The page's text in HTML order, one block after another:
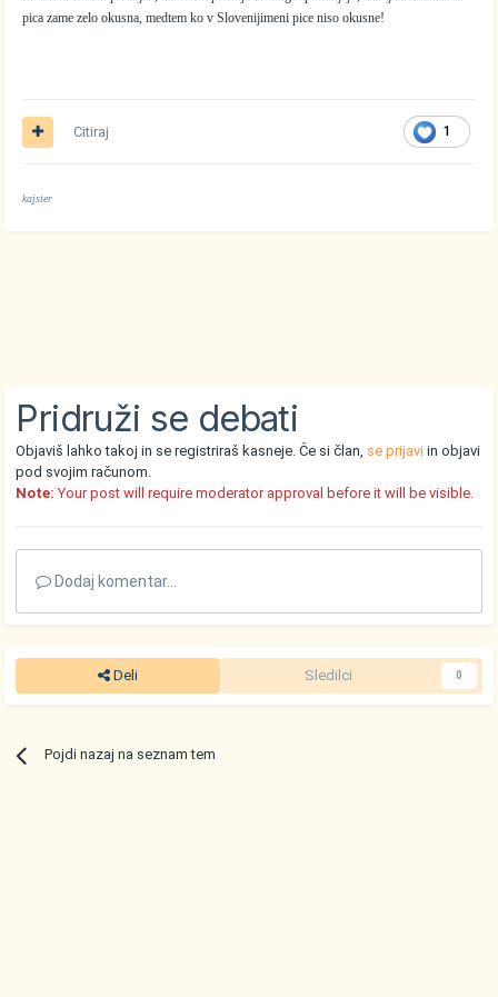
pica zame zelo okusna, medtem ko v Slovenijimeni pice niso okusne!
1
Citiraj
kajster
Pridruži se debati
Objaviš lahko takoj in se registriraš kasneje. Če si član, se prijavi in objavi
pod svojim računom.
Note: Your post will require moderator approval before it will be visible.
Dodaj komentar...
Deli Sledilci 0
Pojdi nazaj na seznam tem